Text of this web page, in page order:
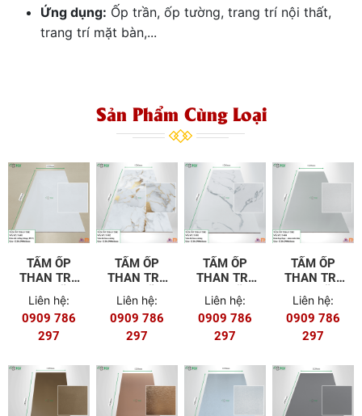
Ứng dụng: Ốp trần, ốp tường, trang trí nội thất,
trang trí mặt bàn,...
Sản Phẩm Cùng Loại
TẤM ỐP
THAN TRE
8MM MÃ T-
601 (FILM
PET)
Liên hệ:
0909 786
297
TẤM ỐP
THAN TRE
8MM MÃ T-
502
Liên hệ:
0909 786
297
TẤM ỐP
THAN TRE
8MM MÃ T-
501
Liên hệ:
0909 786
297
TẤM ỐP
THAN TRE
8MM MÃ T-
404
Liên hệ:
0909 786
297